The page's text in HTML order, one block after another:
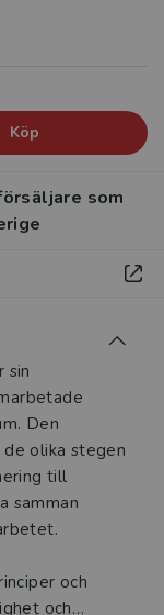
Köp
som
sin
Den
olika stegen
till
samman
och
och